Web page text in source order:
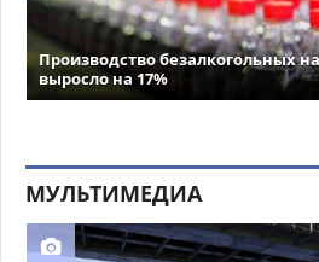
Производство безалкогольных
выросло на 17%
МУЛЬТИМЕДИА